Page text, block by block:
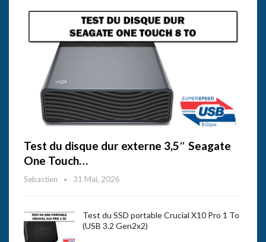
Test du disque dur externe 3,5″ Seagate
One Touch…
Sebastien 31 Mai, 2026
Test du SSD portable Crucial X10 Pro 1 To
(USB 3.2 Gen2x2)